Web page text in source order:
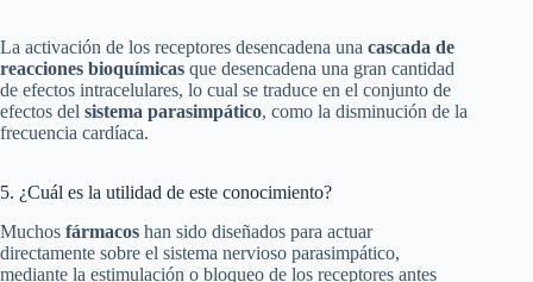
La activación de los receptores desencadena una cascada de
reacciones bioquímicas que desencadena una gran cantidad
de efectos intracelulares, lo cual se traduce en el conjunto de
efectos del sistema parasimpático, como la disminución de la
frecuencia cardíaca.
5. ¿Cuál es la utilidad de este conocimiento?
Muchos fármacos han sido diseñados para actuar
directamente sobre el sistema nervioso parasimpático,
mediante la estimulación o bloqueo de los receptores antes